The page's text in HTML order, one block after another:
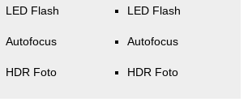
LED Flash
Autofocus
HDR Foto
LED Flash
Autofocus
HDR Foto